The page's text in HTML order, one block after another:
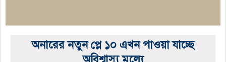
অনারের নতুন প্লে ১০ এখন পাওয়া যাচ্ছে
অবিশ্বাস্য মূল্যে